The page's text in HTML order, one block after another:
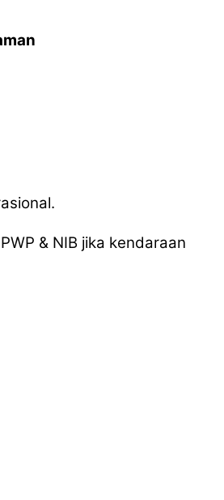
& NIB jika kendaraan